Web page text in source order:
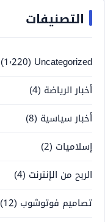
التصنيفات
Uncategorized (1٬220)
أخبار الرياضة (4)
أخبار سياسية (8)
إسلاميات (2)
الربح من الإنترنت (4)
تصاميم فوتوشوب PSD (12)